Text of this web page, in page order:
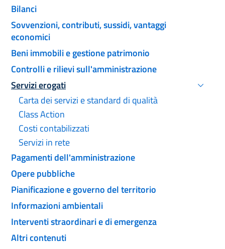
Bilanci
Sovvenzioni, contributi, sussidi, vantaggi
economici
Beni immobili e gestione patrimonio
Controlli e rilievi sull'amministrazione
Servizi erogati
Attivo
Carta dei servizi e standard di qualità
Class Action
Costi contabilizzati
Servizi in rete
Pagamenti dell'amministrazione
Opere pubbliche
Pianificazione e governo del territorio
Informazioni ambientali
Interventi straordinari e di emergenza
Altri contenuti